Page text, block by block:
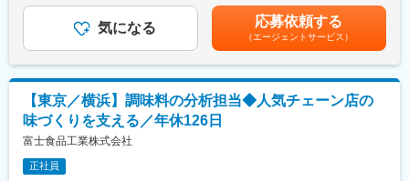
└全国26拠点のネットワークにより、転居後も継続勤務が可能で
す。
・育休復帰後の時短勤務：お子様が小学校就学前まで実施可能で
す
■キャリアパス：
◎専門職として常駐先を異動する
◎専門職からへ営業や企画系へチャレンジ
■組織構成：
現在正社員は20代～40代のメンバーがおり、部署としては合計44
名で構成されています。中途入社された方もおり、以前は医療機
■当社の魅力：
当社では検査スタッフの多能化を推進しており、細菌検査・微生
物検査・理化学検査など多種多様な検査に精通できるよう能力開
に挑戦したい方をお待ちしております。
気になる 応募依頼する
（エージェントサービス）
【東京／横浜】調味料の分析担当◆人気チェーン店の
味づくりを支える／年休126日
富士食品工業株式会社
正社員